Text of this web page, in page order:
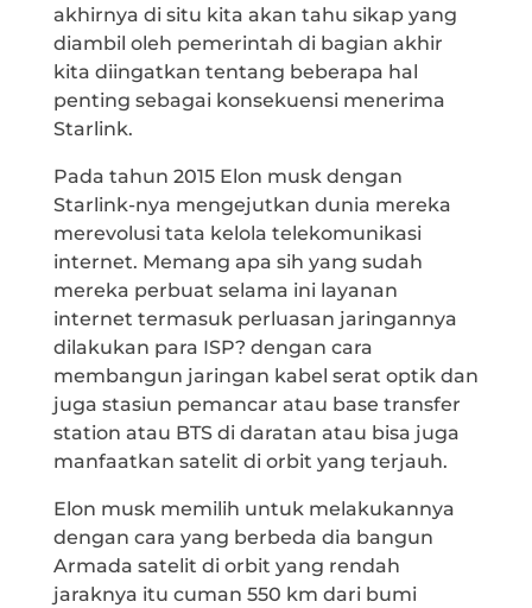
akhirnya di situ kita akan tahu sikap yang
diambil oleh pemerintah di bagian akhir
kita diingatkan tentang beberapa hal
penting sebagai konsekuensi menerima
Starlink.
Pada tahun 2015 Elon musk dengan
Starlink-nya mengejutkan dunia mereka
merevolusi tata kelola telekomunikasi
internet. Memang apa sih yang sudah
mereka perbuat selama ini layanan
internet termasuk perluasan jaringannya
dilakukan para ISP? dengan cara
membangun jaringan kabel serat optik dan
juga stasiun pemancar atau base transfer
station atau BTS di daratan atau bisa juga
manfaatkan satelit di orbit yang terjauh.
Elon musk memilih untuk melakukannya
dengan cara yang berbeda dia bangun
Armada satelit di orbit yang rendah
jaraknya itu cuman 550 km dari bumi